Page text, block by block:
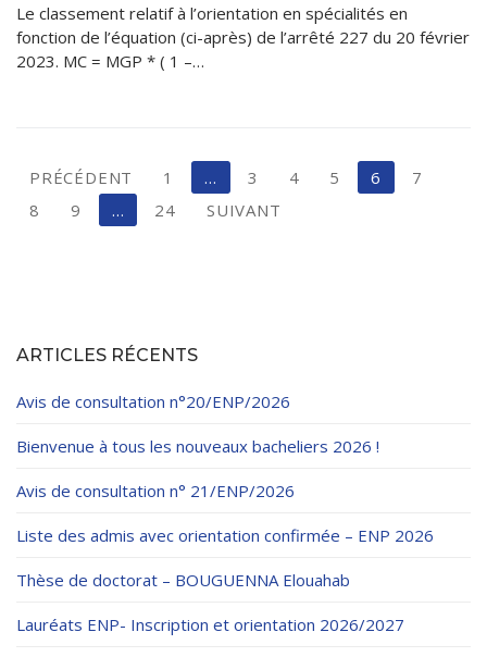
Le classement relatif à l’orientation en spécialités en
fonction de l’équation (ci-après) de l’arrêté 227 du 20 février
2023. MC = MGP * ( 1 –…
PRÉCÉDENT 1 … 3 4 5 6
7
8
9 … 24 SUIVANT
ARTICLES RÉCENTS
Avis de consultation n°20/ENP/2026
Bienvenue à tous les nouveaux bacheliers 2026 !
Avis de consultation n° 21/ENP/2026
Liste des admis avec orientation confirmée – ENP 2026
Thèse de doctorat – BOUGUENNA Elouahab
Lauréats ENP- Inscription et orientation 2026/2027